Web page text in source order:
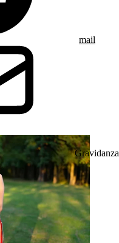
mail
Gravidanza